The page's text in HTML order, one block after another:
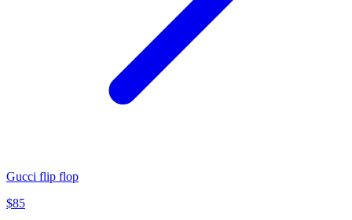
Gucci flip flop
$85